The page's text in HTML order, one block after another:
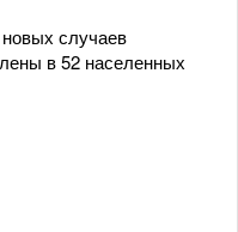
случаев
в 52 населенных